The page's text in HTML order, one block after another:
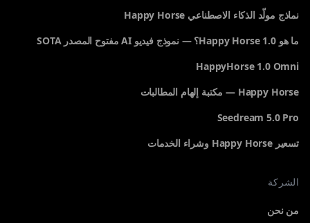
نماذج مولّد الذكاء الاصطناعي Happy Horse
ما هو Happy Horse 1.0؟ — نموذج فيديو AI مفتوح المصدر SOTA
HappyHorse 1.0 Omni
Happy Horse — مكتبة إلهام المطالبات
Seedream 5.0 Pro
تسعير Happy Horse وشراء الخدمات
الشركة
من نحن